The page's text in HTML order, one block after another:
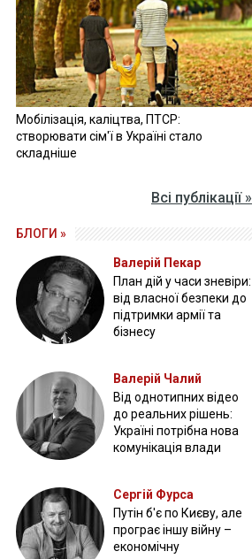
Мобілізація, каліцтва, ПТСР:
створювати сім'ї в Україні стало
складніше
Всі публікації »
БЛОГИ »
Валерій Пекар
План дій у часи зневіри:
від власної безпеки до
підтримки армії та
бізнесу
Валерій Чалий
Від однотипних відео
до реальних рішень:
Україні потрібна нова
комунікація влади
Сергій Фурса
Путін б'є по Києву, але
програє іншу війну –
економічну